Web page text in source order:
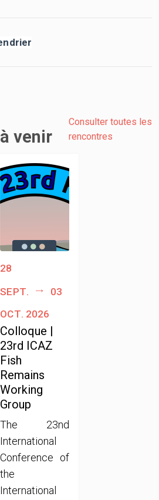
venir
Consulter toutes les
rencontres
28
sept.
03
oct. 2026
Colloque |
23rd ICAZ
Fish
Remains
Working
Group
The 23nd
International
Conference of
the
International